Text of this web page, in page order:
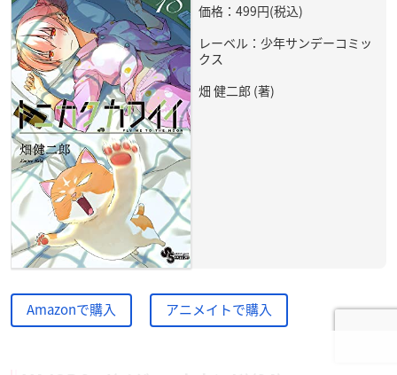
価格：499円(税込)
レーベル：少年サンデーコミッ
クス
畑 健二郎 (著)
Amazonで購入 アニメイトで購入